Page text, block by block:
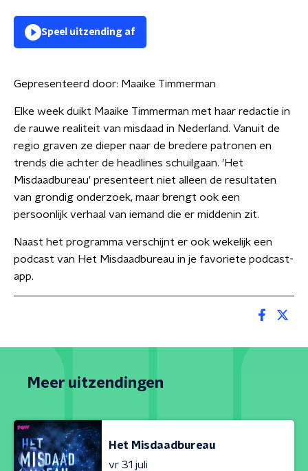
Speel uitzending af
Gepresenteerd door: Maaike Timmerman
Elke week duikt Maaike Timmerman met haar redactie in
de rauwe realiteit van misdaad in Nederland. Vanuit de
regio graven ze dieper naar de bredere patronen en
trends die achter de headlines schuilgaan. 'Het
Misdaadbureau' presenteert niet alleen de resultaten
van grondig onderzoek, maar brengt ook een
persoonlijk verhaal van iemand die er middenin zit.
Naast het programma verschijnt er ook wekelijk een
podcast van Het Misdaadbureau in je favoriete podcast-
app.
Meer uitzendingen
Het Misdaadbureau
vr 31 juli